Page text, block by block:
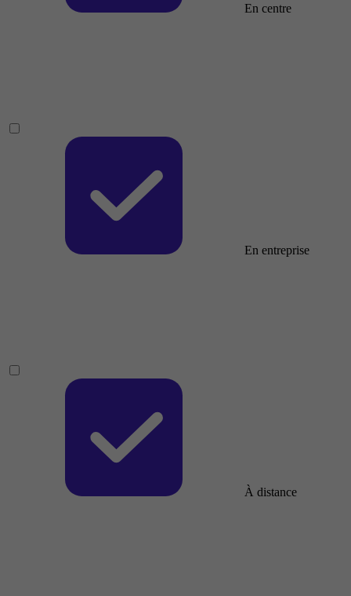
En centre
En entreprise
À distance